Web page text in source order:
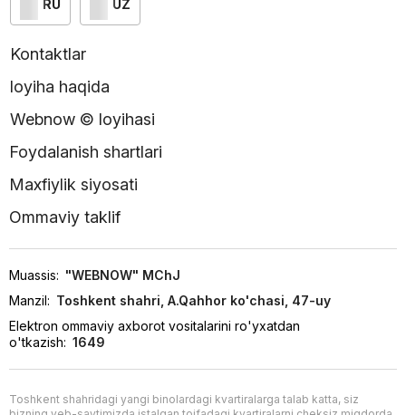
RU UZ
Kontaktlar
loyiha haqida
Webnow © loyihasi
Foydalanish shartlari
Maxfiylik siyosati
Ommaviy taklif
Muassis: "WEBNOW" MChJ
Manzil: Toshkent shahri, A.Qahhor ko'chasi, 47-uy
Elektron ommaviy axborot vositalarini ro'yxatdan
o'tkazish: 1649
Toshkent shahridagi yangi binolardagi kvartiralarga talab katta, siz